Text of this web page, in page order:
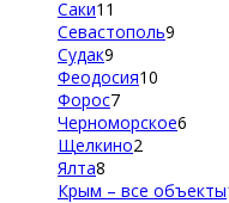
Саки11
Севастополь9
Судак9
Феодосия10
Форос7
Черноморское6
Щелкино2
Ялта8
Крым – все объекты